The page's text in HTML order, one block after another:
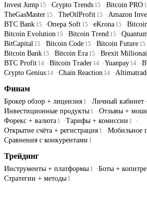
Invest Jump 15 Crypto Trends 15 Bitcoin PRO
TheGasMaster 15 TheOilProfit 15 Amazon
BTC Bank 15 Опера Soft 15 eKrona 15
Bitcoin Evolution 15 Bitcoin Trend 15
BitCapital 15 Bitcoin Code 15 Bitcoin Future 15
Bitcoin Bank 15 Bitcoin Era 15 Brexit
BTC Profit 14 Bitcoin Trader 14 Yuanpay 14
Crypto Genius 14 Chain Reaction 14
Финам
Брокер обзор + лицензия 1 Личный кабинет
Инвестиционные продукты 1 Отзывы +
Форекс + валюта 1 Тарифы + комиссии 1
Открытие счёта + регистрация 1 Мобильное
Сравнения с конкурентами 1
Трейдинг
Инструменты + платформы 1 Боты +
Стратегии + методы 1